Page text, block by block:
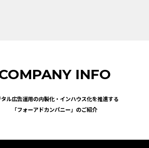
INFO
ル広告運用の内製化・インハウス化を推進する
「フォーアドカンパニー」のご紹介